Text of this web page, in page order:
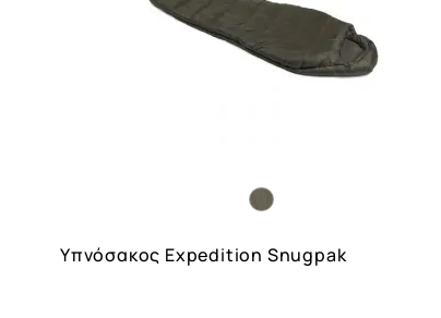
Υπνόσακος Expedition Snugpak